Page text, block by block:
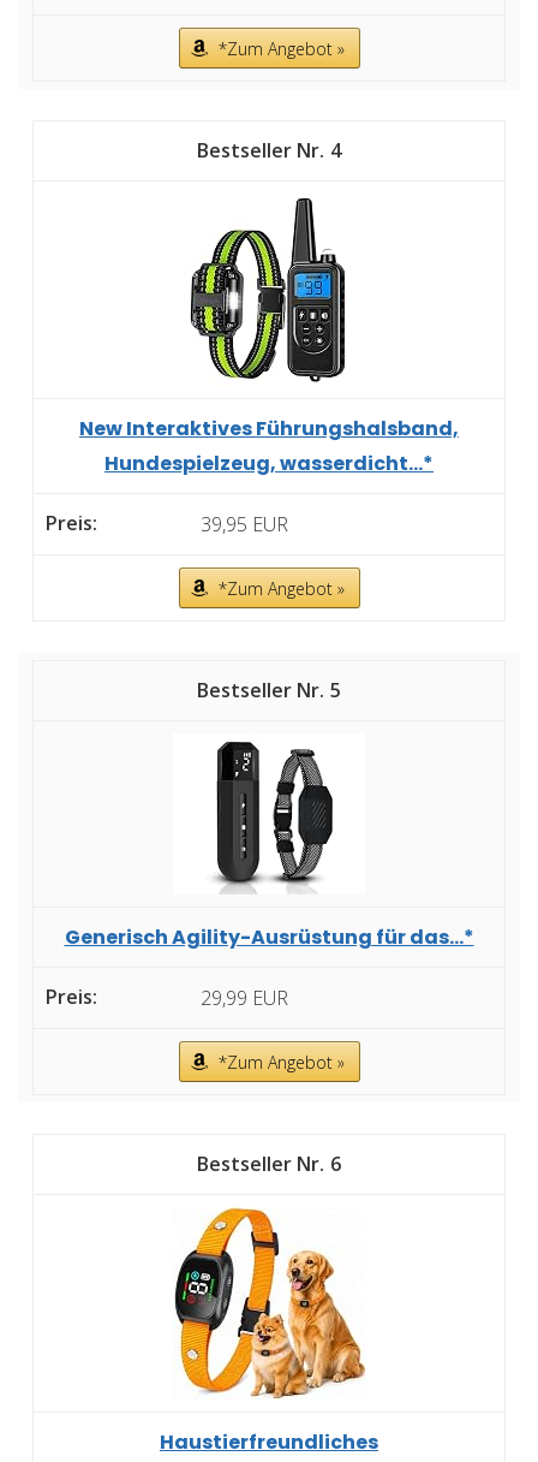
*Zum Angebot »
4
New Interaktives Führungshalsband,
Hundespielzeug, wasserdicht...*
39,95 EUR
*Zum Angebot »
5
Generisch Agility-Ausrüstung für das...*
29,99 EUR
*Zum Angebot »
6
Haustierfreundliches